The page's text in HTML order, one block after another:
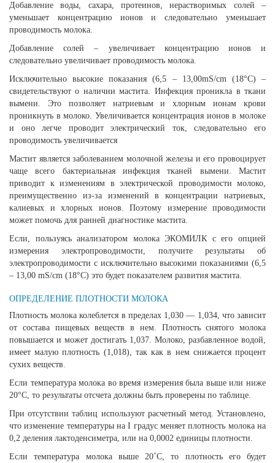
Добавление воды, сахара, протеинов, нерастворимых солей –
уменьшает концентрацию ионов и следовательно уменьшает
проводимость молока.
Добавление солей – увеличивает концентрацию ионов и
следовательно увеличивает проводимость молока.
Исключительно высокие показания (6,5 – 13,00mS/cm (18°C) –
свидетельствуют о наличии мастита. Инфекция проникла в ткани
вымени. Это позволяет натриевым и хлорным ионам крови
проникнуть в молоко. Увеличивается концентрация ионов в молоке
и оно легче проводит электрический ток, следовательно его
проводимость увеличивается
Мастит является заболеванием молочной железы и его провоцирует
чаще всего бактериальная инфекция тканей вымени. Мастит
приводит к изменениям в электрической проводимости молоко,
преимущественно из-за изменений в концентрации натриевых,
калиевых и хлорных ионов. Поэтому измерение проводимости
может помочь для ранней диагностике мастита.
Если, пользуясь анализатором молока ЭКОМИЛК с его опцией
измерения электропроводимости, получите результаты об
электропроводимости с исключительно высокими показаниями (6,5
– 13,00 mS/cm (18°C) это будет показателем развития мастита.
ОПРЕДЕЛЕНИЕ ПЛОТНОСТИ МОЛОКА
Плотность молока колеблется в пределах 1,030 — 1,034, что зависит
от состава пищевых веществ в нем. Плотность снятого молока
повышается и может достигать 1,037. Молоко, разбавленное водой,
имеет малую плотность (1,018), так как в нем снижается процент
сухих веществ.
Если температура молока во время измерения была выше или ниже
20°С, то результаты отсчета должны быть проверены по таблице.
При отсутствии таблиц используют расчетный метод. Установлено,
что изменение температуры на I градус меняет плотность молока на
0,2 деления лактоденсиметра, или на 0,0002 единицы плотности.
Если температура молока выше 20˚С, то плотность его будет